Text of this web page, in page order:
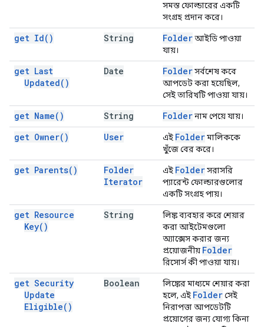
সমস্ত ফোল্ডারের একটি
সংগ্রহ প্রদান করে।
get Id( ) String Folderআইডি পাওয়া
যায়।
get Last
Updated( )
Date Folderসর্বশেষ কবে
আপডেট করা হয়েছিল,
সেই তারিখটি পাওয়া যায়।
get Name( ) String Folderনাম পেয়ে যায়।
get Owner( ) User এই Folderমালিককে
খুঁজে বের করে।
get Parents( )
Folder
Iterator
এই Folderসরাসরি
প্যারেন্ট ফোল্ডারগুলোর
একটি সংগ্রহ পায়।
get Resource
Key( )
String
লিঙ্ক ব্যবহার করে শেয়ার
করা আইটেমগুলো
অ্যাক্সেস করার জন্য
প্রয়োজনীয় Folder
রিসোর্স কী পাওয়া যায়।
get Security
Update
Eligible( )
Boolean
লিঙ্কের মাধ্যমে শেয়ার করা
হলে, এই Folderসেই
নিরাপত্তা আপডেটটি
প্রয়োগের জন্য যোগ্য কিনা